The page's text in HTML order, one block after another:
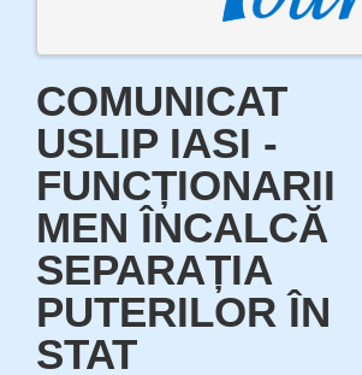
COMUNICAT
USLIP IASI -
FUNCȚIONARII
MEN ÎNCALCĂ
SEPARAȚIA
PUTERILOR ÎN
STAT